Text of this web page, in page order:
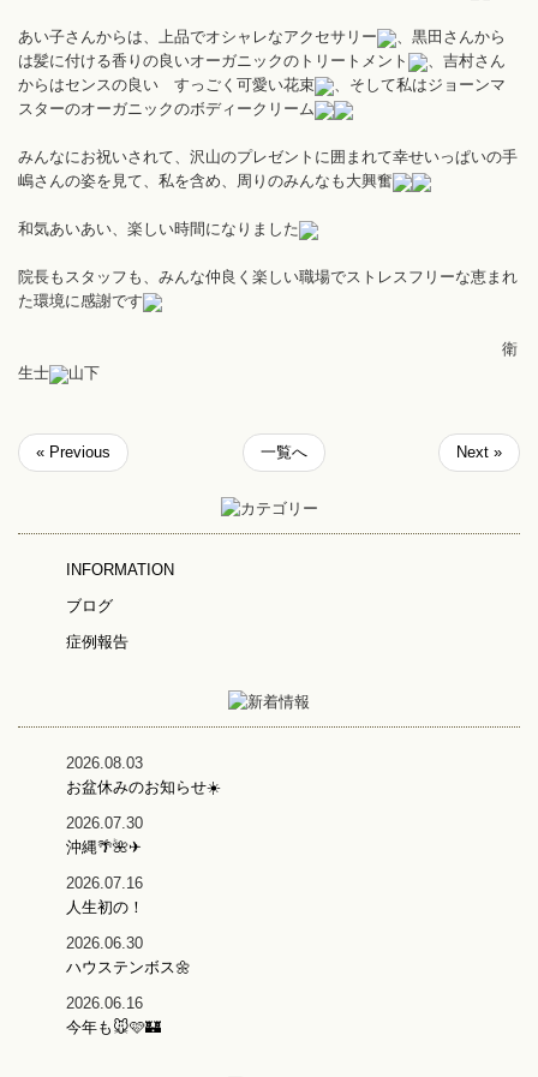
あい子さんからは、上品でオシャレなアクセサリー
、黒田さんから
は髪に付ける香りの良いオーガニックのトリートメント
、吉村さん
からはセンスの良い すっごく可愛い花束
、そして私はジョーンマ
スターのオーガニックのボディークリーム
みんなにお祝いされて、沢山のプレゼントに囲まれて幸せいっぱいの手
嶋さんの姿を見て、私を含め、周りのみんなも大興奮
和気あいあい、楽しい時間になりました
院長もスタッフも、みんな仲良く楽しい職場でストレスフリーな恵まれ
た環境に感謝です
衛
生士
山下
« Previous 一覧へ Next »
INFORMATION
ブログ
症例報告
2026.08.03
お盆休みのお知らせ☀️
2026.07.30
沖縄🌴🌺✈
2026.07.16
人生初の！
2026.06.30
ハウステンボス🌼
2026.06.16
今年も🐭🩷🏰